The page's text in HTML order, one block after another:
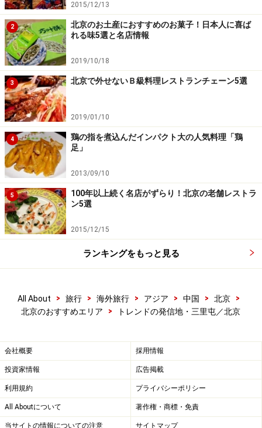
那里花園
本格外国料理レストランが揃うパティオ風
レストラン街
那里花園。夏はテラスでゆったりと食事やカフェを楽しめる
那里花園（ナーリーファーユエン）は、パティオ風レス
トラン街。欧米人オーナーの店も少なくなく、本格外国
料理を味わえます。食事時はいつもお洒落な外国人や中
国人で賑わっている人気スポットで、特に創作ラテン料
理「most（モスト）」とシーフード尽くしの「Let's
Seafood（レッツ・シーフード）」が人気です。
■那里花園
※記事内容は執筆時点のものです。最新の内容をご確認くださ
い。
ださい。
2 次のページへ
2015/12/13
2
北京のお土産におすすめのお菓子！日本人に喜ば
れる味5選と名店情報
2019/10/18
3 北京で外せないＢ級料理レストランチェーン5選
2019/01/10
4
鶏の指を煮込んだインパクト大の人気料理「鶏
足」
2013/09/10
5
100年以上続く名店がずらり！北京の老舗レストラ
ン5選
2015/12/15
ランキングをもっと見る
All About > 旅行 > 海外旅行 > アジア > 中国 > 北京
>
北京のおすすめエリア
> トレンドの発信地・三里屯／北京
会社概要 採用情報
投資家情報 広告掲載
利用規約 プライバシーポリシー
All Aboutについて 著作権・商標・免責
当サイトの情報についての注意 サイトマップ